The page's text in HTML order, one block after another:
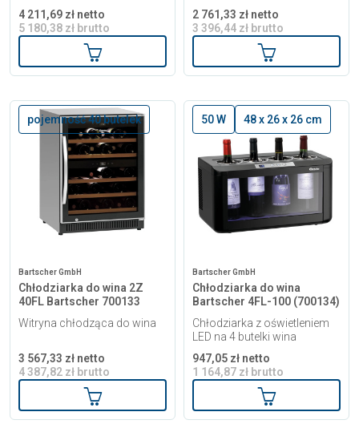
4 211,69 zł netto
5 180,38 zł brutto
Dodaj do koszyka
2 761,33 zł netto
3 396,44 zł brutto
Dodaj do
pojemność 40 butelek
Bartscher GmbH
Chłodziarka do wina 2Z
40FL Bartscher 700133
Witryna chłodząca do wina
3 567,33 zł netto
4 387,82 zł brutto
Dodaj do koszyka
50 W 48 x 26 x 26 cm
Bartscher GmbH
Chłodziarka do wina
Bartscher 4FL-100 (700134)
Chłodziarka z oświetleniem
LED na 4 butelki wina
947,05 zł netto
1 164,87 zł brutto
Dodaj do